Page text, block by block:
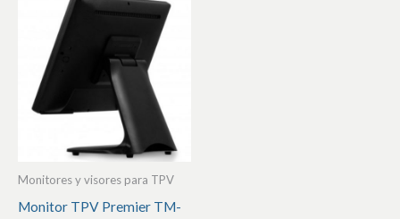
Monitores y visores para TPV
Monitor TPV Premier TM-